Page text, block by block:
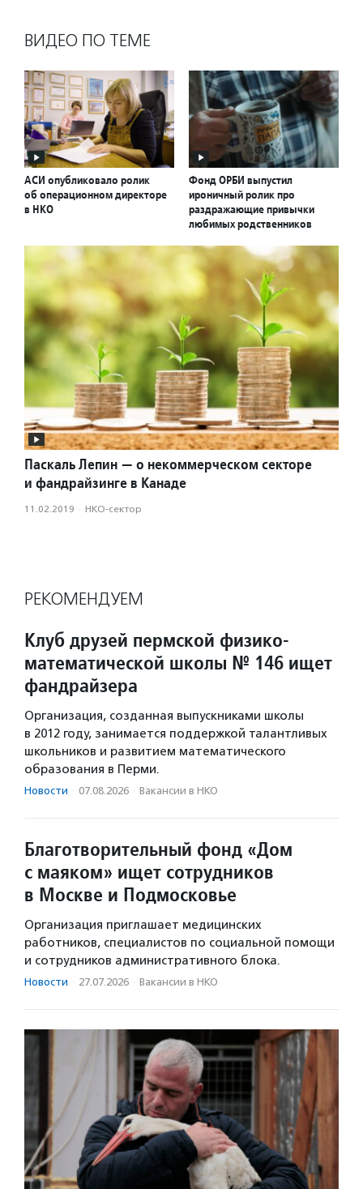
ВИДЕО ПО ТЕМЕ
АСИ опубликовало ролик
об операционном директоре
в НКО
Фонд ОРБИ выпустил
ироничный ролик про
раздражающие привычки
любимых родственников
Паскаль Лепин — о некоммерческом секторе
и фандрайзинге в Канаде
11.02.2019 · НКО-сектор
РЕКОМЕНДУЕМ
Клуб друзей пермской физико-
математической школы № 146 ищет
фандрайзера
Организация, созданная выпускниками школы
в 2012 году, занимается поддержкой талантливых
школьников и развитием математического
образования в Перми.
Новости · 07.08.2026 · Вакансии в НКО
Благотворительный фонд «Дом
с маяком» ищет сотрудников
в Москве и Подмосковье
Организация приглашает медицинских
работников, специалистов по социальной помощи
и сотрудников административного блока.
Новости · 27.07.2026 · Вакансии в НКО